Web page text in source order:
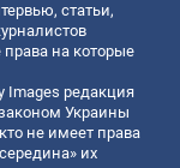
статьи,
на которые
Images редакция
Украины
не имеет права
их